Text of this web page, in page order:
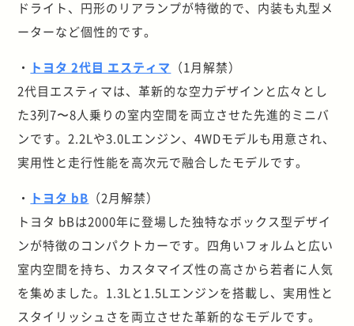
ドライト、円形のリアランプが特徴的で、内装も丸型メ
ーターなど個性的です。
・ トヨタ 2代目 エスティマ （1月解禁）
2代目エスティマは、革新的な空力デザインと広々とし
た3列7〜8人乗りの室内空間を両立させた先進的ミニバ
ンです。2.2Lや3.0Lエンジン、4WDモデルも用意され、
実用性と走行性能を高次元で融合したモデルです。
・ トヨタ bB （2月解禁）
トヨタ bBは2000年に登場した独特なボックス型デザイ
ンが特徴のコンパクトカーです。四角いフォルムと広い
室内空間を持ち、カスタマイズ性の高さから若者に人気
を集めました。1.3Lと1.5Lエンジンを搭載し、実用性と
スタイリッシュさを両立させた革新的なモデルです。